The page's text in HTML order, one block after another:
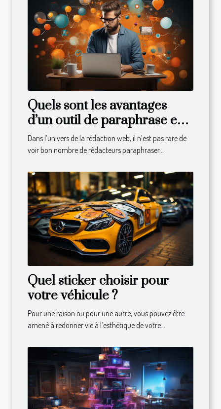
Quels sont les avantages
d’un outil de paraphrase en
ligne ?
Dans l’univers de la rédaction web, il n’est pas rare de
voir bon nombre de rédacteurs paraphraser...
Quel sticker choisir pour
votre véhicule ?
Pour une raison ou pour une autre, vous pouvez être
amené à redonner vie à l’esthétique de votre...